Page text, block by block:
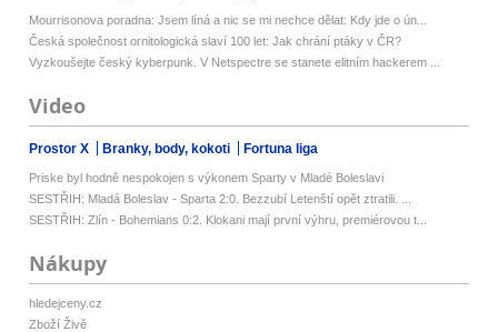
Mourrisonova poradna: Jsem líná a nic se mi nechce dělat: Kdy jde o ún...
Česká společnost ornitologická slaví 100 let: Jak chrání ptáky v ČR?
Vyzkoušejte český kyberpunk. V Netspectre se stanete elitním hackerem ...
Video
Prostor X Branky, body, kokoti Fortuna liga
Priske byl hodně nespokojen s výkonem Sparty v Mladé Boleslavi
SESTŘIH: Mladá Boleslav - Sparta 2:0. Bezzubí Letenští opět ztratili. ...
SESTŘIH: Zlín - Bohemians 0:2. Klokani mají první výhru, premiérovou t...
Nákupy
hledejceny.cz
Zboží Živě